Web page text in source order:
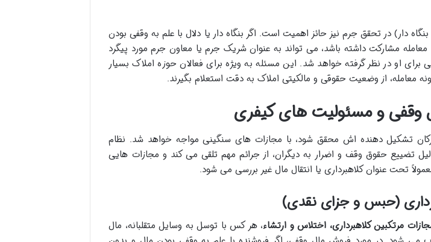
دار) در تحقق جرم نیز حائز اهمیت است. اگر بنگاه دار یا دلال با علم به وقفی بودن
مشارکت داشته باشد، می تواند به عنوان شریک جرم یا معاون جرم مورد پیگرد
برای او در نظر گرفته خواهد شد. این مسئله به ویژه برای فعالان حوزه املاک بسیار
معامله، از وضعیت حقوقی و مالکیتی املاک به دقت استعلام بگیرند.
وقفی و مسئولیت های کیفری
تشکیل دهنده اش محقق شود، با مجازات های سنگینی مواجه خواهد شد. نظام
تضییع حقوق وقف و اضرار به دیگران، از جرائم مهم تلقی می کند و مجازات هایی
تحت عنوان کلاهبرداری یا انتقال مال غیر بررسی می شود.
(حبس و جزای نقدی)
، هر کس با توسل به وسایل متقلبانه، مال